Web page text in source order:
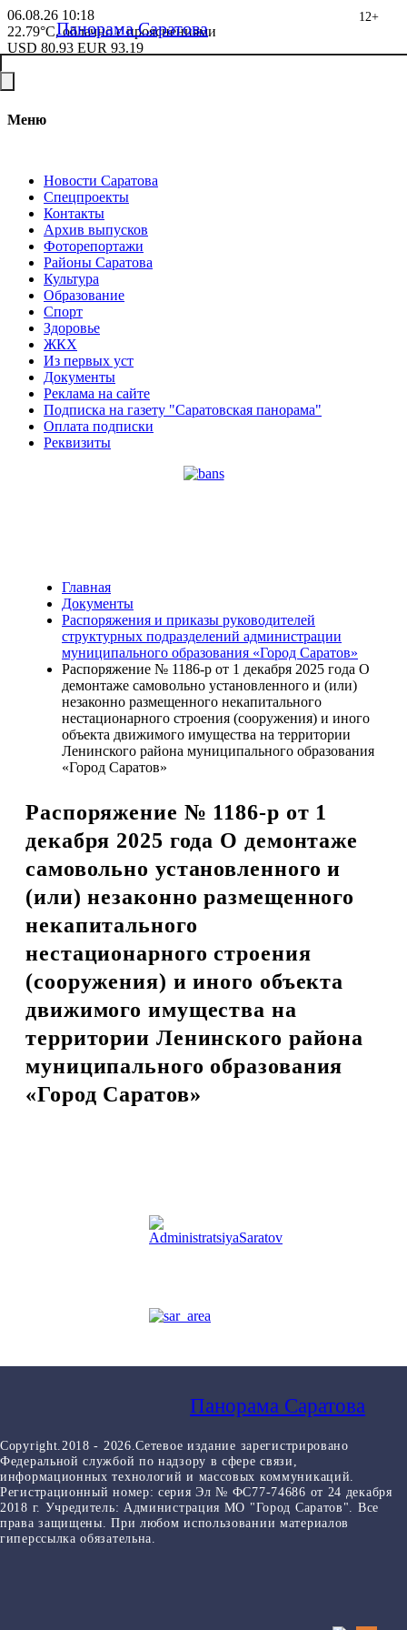
06.08.26 10:18
22.79°C, облачно с прояснениями
USD 80.93 EUR 93.19
Меню
Новости Саратова
Спецпроекты
Контакты
Архив выпусков
Фоторепортажи
Районы Саратова
Культура
Образование
Спорт
Здоровье
ЖКХ
Из пеpвых уст
Документы
Реклама на сайте
Подписка на газету "Саратовская панорама"
Оплата подписки
Реквизиты
Панорама Саратова
12+
Главная
Документы
Распоряжения и приказы руководителей
структурных подразделений администрации
муниципального образования «Город Саратов»
Распоряжение № 1186-р от 1 декабря 2025 года О
демонтаже самовольно установленного и (или)
незаконно размещенного некапитального
нестационарного строения (сооружения) и иного
объекта движимого имущества на территории
Ленинского района муниципального образования
«Город Саратов»
Распоряжение № 1186-р от 1
декабря 2025 года О демонтаже
самовольно установленного и
(или) незаконно размещенного
некапитального
нестационарного строения
(сооружения) и иного объекта
движимого имущества на
территории Ленинского района
муниципального образования
«Город Саратов»
Панорама Саратова
Copyright.2018 - 2026.Сетевое издание зарегистрировано
Федеральной службой по надзору в сфере связи,
информационных технологий и массовых коммуникаций.
Регистрационный номер: серия Эл № ФС77-74686 от 24 декабря
2018 г. Учредитель: Администрация МО "Город Саратов". Все
права защищены. При любом использовании материалов
гиперссылка обязательна.